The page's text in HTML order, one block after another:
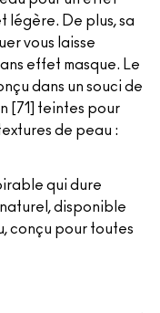
légère. De plus, sa
vous laisse
effet masque. Le
dans un souci de
[71] teintes pour
de peau :
qui dure
disponible
conçu pour toutes